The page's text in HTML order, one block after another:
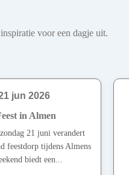
voor een dagje uit.
jun 2026
in Almen
21 juni verandert
feestdorp tijdens Almens
biedt een...